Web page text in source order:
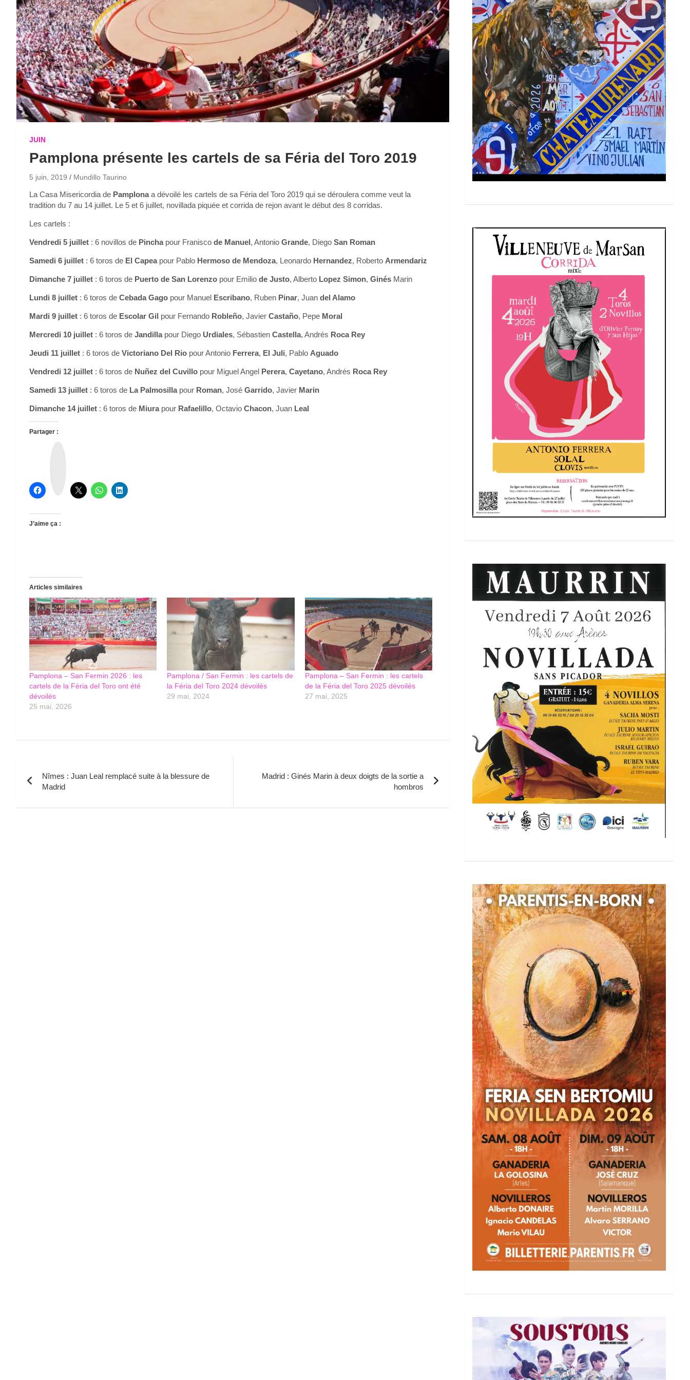
JUIN
Pamplona présente les cartels de sa Féria del Toro 2019
5 juin, 2019 Mundillo Taurino
La Casa Misericordia de Pamplonaa dévoilé les cartels de sa Féria del Toro 2019 qui se déroulera comme veut la
tradition du 7 au 14 juillet. Le 5 et 6 juillet, novillada piquée et corrida de rejon avant le début des 8 corridas.
Les cartels :
Vendredi 5 juillet : 6 novillos de Pincha pour Franisco de Manuel, Antonio Grande, Diego San Roman
Samedi 6 juillet : 6 toros de El Capea pour Pablo Hermoso de Mendoza, Leonardo Hernandez, Roberto Armendariz
Dimanche 7 juillet : 6 toros de Puerto de San Lorenzo pour Emilio de Justo, Alberto Lopez Simon, Ginés Marin
Lundi 8 juillet : 6 toros de Cebada Gago pour Manuel Escribano, Ruben Pinar, Juan del Alamo
Mardi 9 juillet : 6 toros de Escolar Gil pour Fernando Robleño, Javier Castaño, Pepe Moral
Mercredi 10 juillet : 6 toros de Jandillapour Diego Urdiales, Sébastien Castella, Andrés Roca Rey
Jeudi 11 juillet : 6 toros de Victoriano Del Rio pour Antonio Ferrera, El Juli, Pablo Aguado
Vendredi 12 juillet : 6 toros de Nuñez del Cuvillo pour Miguel Angel Perera, Cayetano, Andrés Roca Rey
Samedi 13 juillet : 6 toros de La Palmosillapour Roman, José Garrido, Javier Marin
Dimanche 14 juillet : 6 toros de Miurapour Rafaelillo, Octavio Chacon, Juan Leal
Partager :
J’aime ça :
Articles similaires
Pamplona – San Fermin 2026 : les
cartels de la Féria del Toro ont été
dévoilés
25 mai, 2026
Pamplona / San Fermin : les cartels de
la Féria del Toro 2024 dévoilés
29 mai, 2024
Pamplona – San Fermin : les cartels
de la Féria del Toro 2025 dévoilés
27 mai, 2025
de
l’article
Nîmes : Juan Leal remplacé suite à la blessure de
Madrid
Madrid : Ginés Marin à deux doigts de la sortie a
hombros